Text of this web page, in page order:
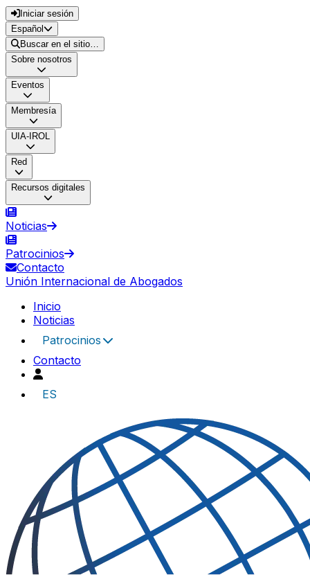
Iniciar sesión
Español
Buscar en el sitio…
Sobre nosotros
Eventos
Membresía
UIA-IROL
Red
Recursos digitales
Noticias
Patrocinios
Contacto
Unión Internacional de Abogados
Inicio
Noticias
Patrocinios
Contacto
ES